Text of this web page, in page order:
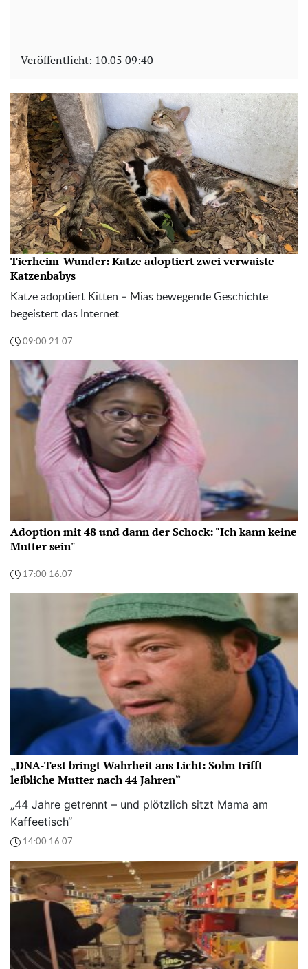
Veröffentlicht: 10.05 09:40
Tierheim-Wunder: Katze adoptiert zwei verwaiste
Katzenbabys
Katze adoptiert Kitten – Mias bewegende Geschichte
begeistert das Internet
09:00 21.07
Adoption mit 48 und dann der Schock: "Ich kann keine
Mutter sein"
17:00 16.07
„DNA-Test bringt Wahrheit ans Licht: Sohn trifft
leibliche Mutter nach 44 Jahren“
„44 Jahre getrennt – und plötzlich sitzt Mama am
Kaffeetisch“
14:00 16.07